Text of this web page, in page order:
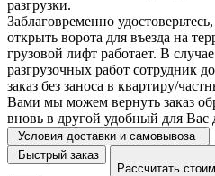
разгрузки.
Заблаговременно
открыть ворота для въезда на
грузовой лифт работает. В
разгрузочных работ сотрудник
заказ без заноса в квартиру/
Вами мы можем вернуть заказ
вновь в другой удобный для Вас
Условия доставки и самовывоза
Быстрый заказ
Рассчитать